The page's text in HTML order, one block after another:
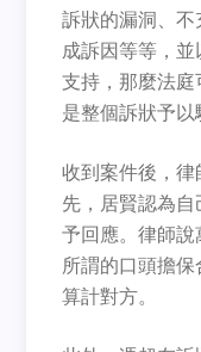
訴狀的漏洞、
成訴因等等，
支持，那麼法庭
是整個訴狀予以
收到案件後，律
先，居賢認為
予回應。律師說
所謂的口頭擔
算計對方。